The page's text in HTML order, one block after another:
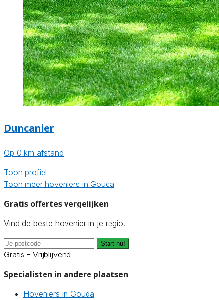
Duncanier
Op 0 km afstand
Toon profiel
Toon meer hoveniers in Gouda
Gratis offertes vergelijken
Vind de beste hovenier in je regio.
Start nu!
Gratis - Vrijblijvend
Specialisten in andere plaatsen
Hoveniers in Gouda